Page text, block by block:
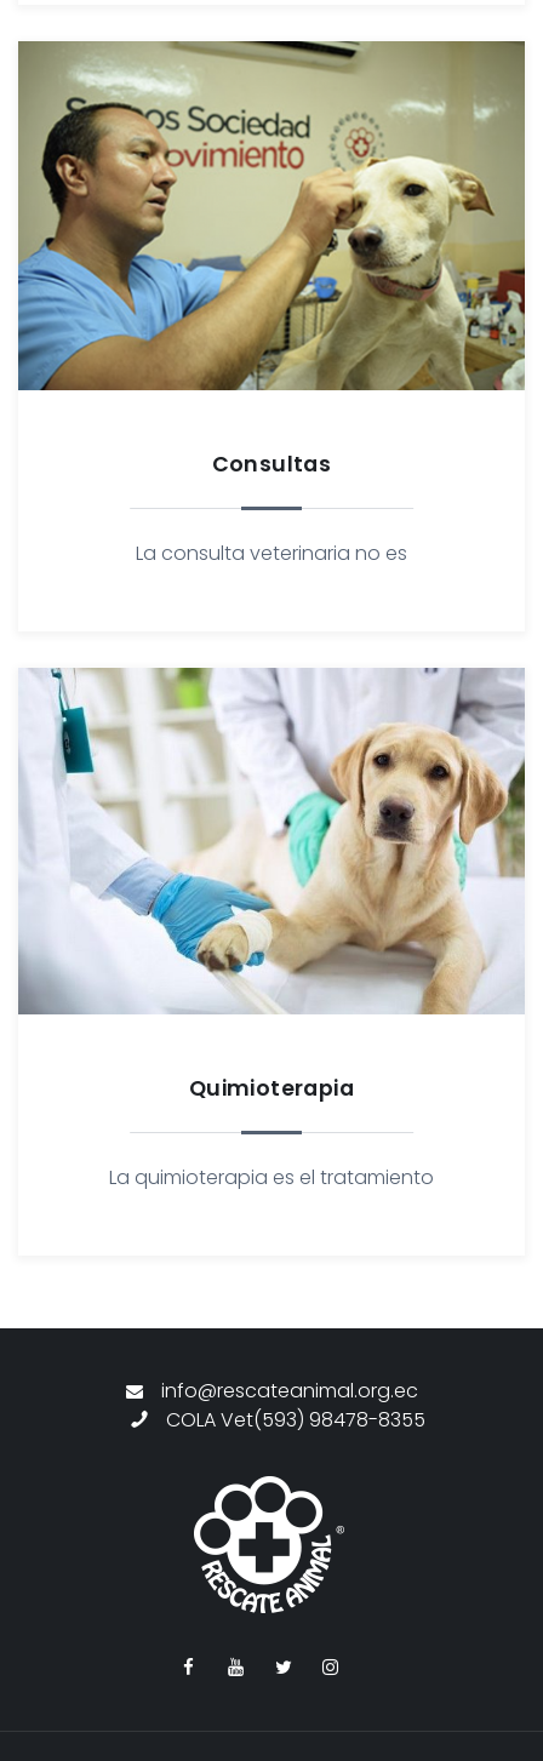
Consultas
La consulta veterinaria no es
Quimioterapia
La quimioterapia es el tratamiento
info@rescateanimal.org.ec
COLA Vet(593) 98478-8355